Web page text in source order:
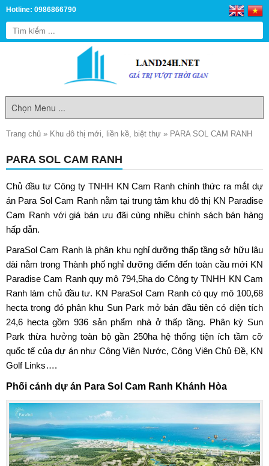
Hotline: 0986866790
Trang chủ » Khu đô thị mới, liền kề, biệt thự » PARA SOL CAM RANH
PARA SOL CAM RANH
Chủ đầu tư Công ty TNHH KN Cam Ranh chính thức ra mắt dự
án Para Sol Cam Ranhnằm tại trung tâm khu đô thị KN Paradise
Cam Ranh với giá bán ưu đãi cùng nhiều chính sách bán hàng
hấp dẫn.
ParaSol Cam Ranh là phân khu nghỉ dưỡng thấp tầng sở hữu lâu
dài nằm trong Thành phố nghỉ dưỡng điểm đến toàn cầu mới KN
Paradise Cam Ranh quy mô 794,5ha do Công ty TNHH KN Cam
Ranh làm chủ đầu tư. KN ParaSol Cam Ranh có quy mô 100,68
hecta trong đó phân khu Sun Park mở bán đầu tiên có diện tích
24,6 hecta gồm 936 sản phẩm nhà ở thấp tầng. Phân kỳ Sun
Park thừa hưởng toàn bộ gần 250ha hệ thống tiện ích tầm cỡ
quốc tế của dự án như Công Viên Nước, Công Viên Chủ Đề, KN
Golf Links….
Phối cảnh dự án Para Sol Cam Ranh Khánh Hòa